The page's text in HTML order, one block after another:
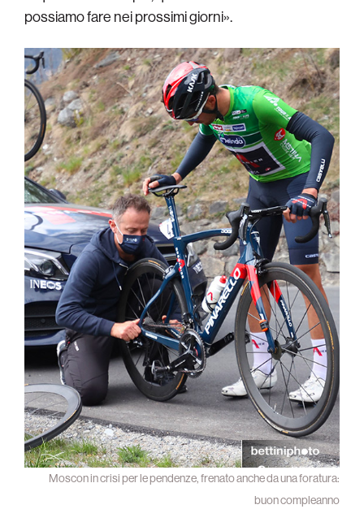
possiamo fare nei prossimi giorni».
Moscon in crisi per le pendenze, frenato anche da una foratura:
buon compleanno